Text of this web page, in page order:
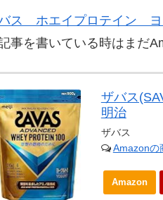
ス ホエイプロテイン ヨ
事を書いている時はまだ
ザバス
明治
ザバス
Amazonの
Amazon